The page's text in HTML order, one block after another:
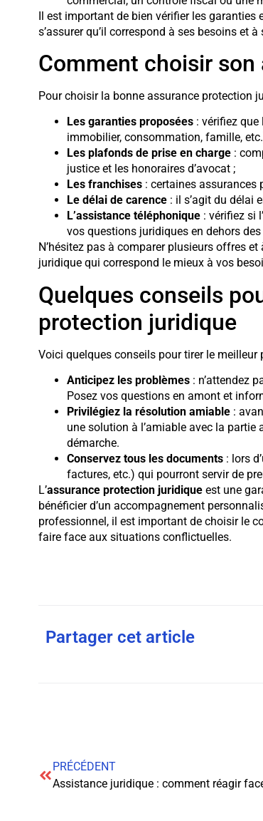
Il est important de bien vérifier les garanties
s’assurer qu’il correspond à ses besoins et
Comment choisir
Pour choisir la bonne assurance protection
Les garanties proposées: vérifiez que
immobilier, consommation, famille,
Les plafonds de prise en charge:
justice et les honoraires d’avocat ;
Les franchises: certaines assurances
Le délai de carence: il s’agit du délai
L’assistance téléphonique: vérifiez si
vos questions juridiques en dehors
N’hésitez pas à comparer plusieurs offres
juridique qui correspond le mieux à vos
Quelques conseils
protection juridique
Voici quelques conseils pour tirer le
Anticipez les problèmes: n’attendez
Posez vos questions en amont et
Privilégiez la résolution amiable:
une solution à l’amiable avec la
démarche.
Conservez tous les documents: lors
factures, etc.) qui pourront servir de
L’assurance protection juridiqueest une
bénéficier d’un accompagnement
professionnel, il est important de choisir le
faire face aux situations conflictuelles.
Partager cet article
PRÉCÉDENT